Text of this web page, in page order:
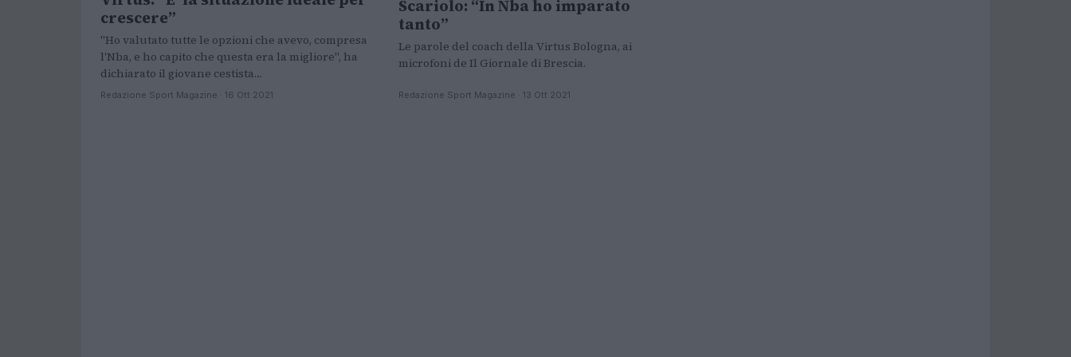
crescere”
"Ho valutato tutte le opzioni che avevo, compresa
l'Nba, e ho capito che questa era la migliore", ha
dichiarato il giovane cestista…
Redazione Sport Magazine · 16 Ott 2021
Scariolo: “In Nba ho imparato
tanto”
Le parole del coach della Virtus Bologna, ai
microfoni de Il Giornale di Brescia.
Redazione Sport Magazine · 13 Ott 2021